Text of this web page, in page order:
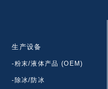
生产设备
-粉末/液体产品 (OEM)
-除冰/防冰